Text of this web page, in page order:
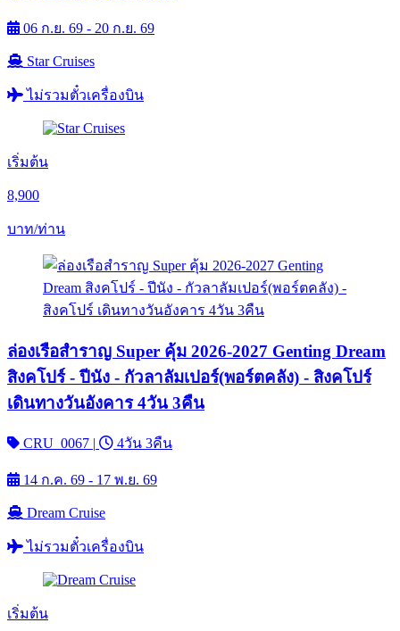
06 ก.ย. 69 - 20 ก.ย. 69
Star Cruises
ไม่รวมตั๋วเครื่องบิน
เริ่มต้น
8,900
บาท/ท่าน
ล่องเรือสำราญ Super คุ้ม 2026-2027 Genting Dream
สิงคโปร์ - ปีนัง - กัวลาลัมเปอร์(พอร์ตคลัง) - สิงคโปร์
เดินทางวันอังคาร 4วัน 3คืน
CRU_0067 | 4วัน 3คืน
14 ก.ค. 69 - 17 พ.ย. 69
Dream Cruise
ไม่รวมตั๋วเครื่องบิน
เริ่มต้น